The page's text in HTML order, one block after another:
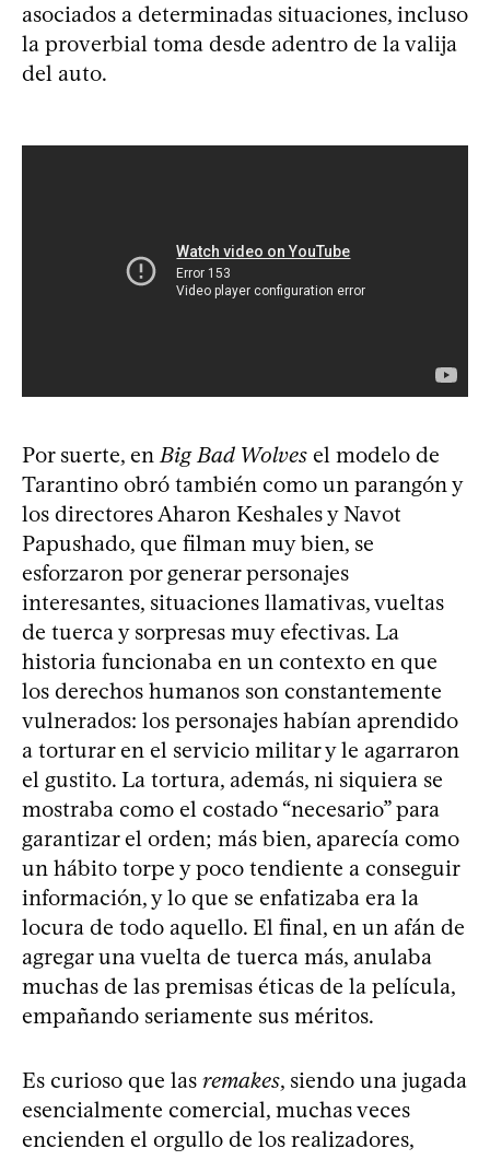
asociados a determinadas situaciones, incluso
la proverbial toma desde adentro de la valija
del auto.
Por suerte, enBig Bad Wolves el modelo de
Tarantino obró también como un parangón y
los directores Aharon Keshales y Navot
Papushado, que filman muy bien, se
esforzaron por generar personajes
interesantes, situaciones llamativas, vueltas
de tuerca y sorpresas muy efectivas. La
historia funcionaba en un contexto en que
los derechos humanos son constantemente
vulnerados: los personajes habían aprendido
a torturar en el servicio militar y le agarraron
el gustito. La tortura, además, ni siquiera se
mostraba como el costado “necesario” para
garantizar el orden; más bien, aparecía como
un hábito torpe y poco tendiente a conseguir
información, y lo que se enfatizaba era la
locura de todo aquello. El final, en un afán de
agregar una vuelta de tuerca más, anulaba
muchas de las premisas éticas de la película,
empañando seriamente sus méritos.
Es curioso que las remakes, siendo una jugada
esencialmente comercial, muchas veces
encienden el orgullo de los realizadores,